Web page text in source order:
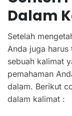
Dalam
Setelah
Anda juga harus
sebuah kalimat
pemahaman
dalam. Berikut
dalam kalimat :